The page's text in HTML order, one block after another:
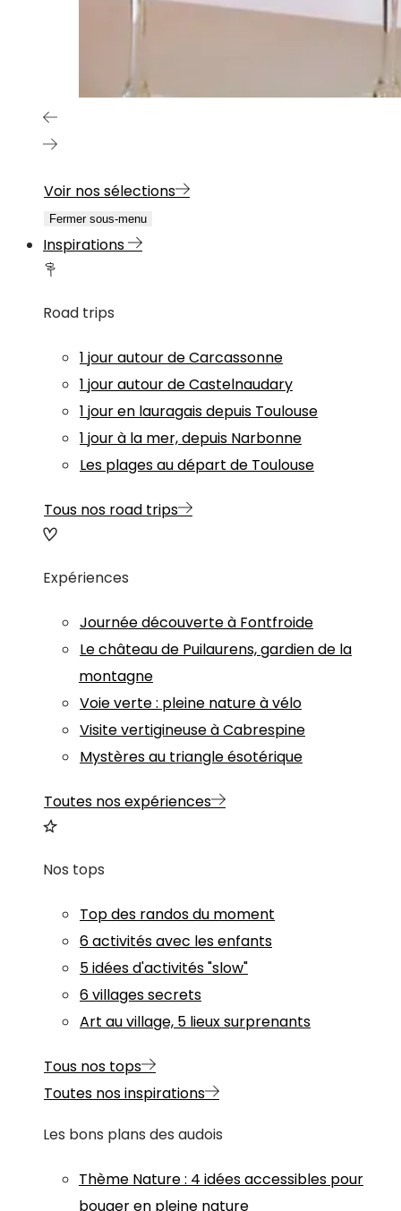
Voir nos sélections
Fermer sous-menu
Inspirations
Road trips
1 jour autour de Carcassonne
1 jour autour de Castelnaudary
1 jour en lauragais depuis Toulouse
1 jour à la mer, depuis Narbonne
Les plages au départ de Toulouse
Tous nos road trips
Expériences
Journée découverte à Fontfroide
Le château de Puilaurens, gardien de la
montagne
Voie verte : pleine nature à vélo
Visite vertigineuse à Cabrespine
Mystères au triangle ésotérique
Toutes nos expériences
Nos tops
Top des randos du moment
6 activités avec les enfants
5 idées d'activités "slow"
6 villages secrets
Art au village, 5 lieux surprenants
Tous nos tops
Toutes nos inspirations
Les bons plans des audois
Thème Nature: 4 idées accessibles pour
bouger en pleine nature